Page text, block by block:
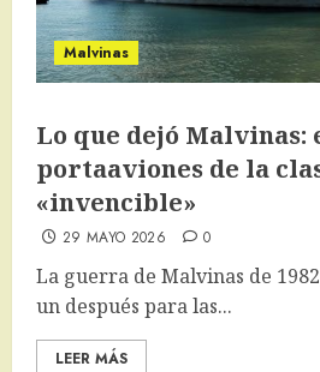
Malvinas
Lo que dejó Malvinas:
portaaviones de la
«invencible»
29 MAYO 2026 0
La guerra de Malvinas de
un después para las...
LEER MÁS